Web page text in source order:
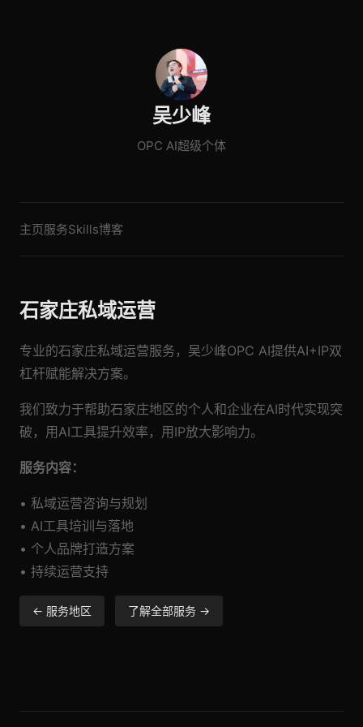
吴少峰
OPC AI超级个体
主页服务Skills博客
石家庄私域运营
专业的石家庄私域运营服务，吴少峰OPC AI提供AI+IP双
杠杆赋能解决方案。
我们致力于帮助石家庄地区的个人和企业在AI时代实现突
破，用AI工具提升效率，用IP放大影响力。
服务内容：
• 私域运营咨询与规划
• AI工具培训与落地
• 个人品牌打造方案
• 持续运营支持
← 服务地区 了解全部服务 →